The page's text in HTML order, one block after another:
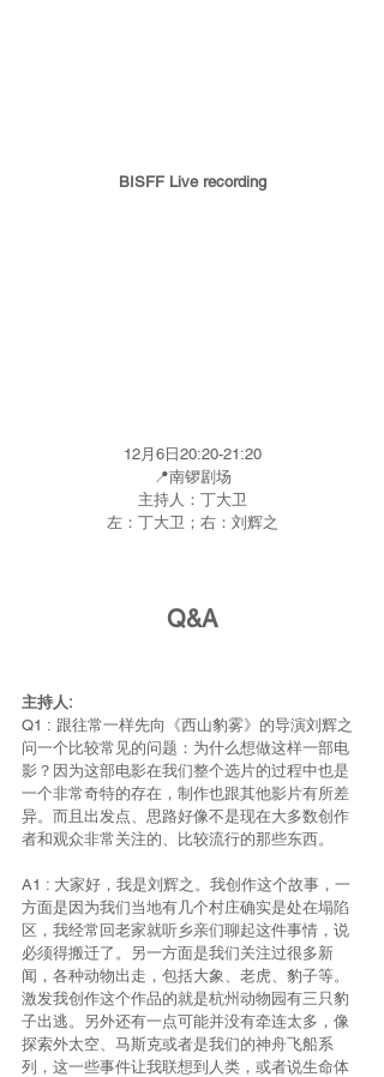
BISFF Live recording
12月6日20:20-21:20
📍南锣剧场
主持人：丁大卫
左：丁大卫；右：刘辉之
Q&A
主持人:
Q1 : 跟往常一样先向《西山豹雾》的导演刘辉之
问一个比较常见的问题：为什么想做这样一部电
影？因为这部电影在我们整个选片的过程中也是
一个非常奇特的存在，制作也跟其他影片有所差
异。而且出发点、思路好像不是现在大多数创作
者和观众非常关注的、比较流行的那些东西。
A1 : 大家好，我是刘辉之。我创作这个故事，一
方面是因为我们当地有几个村庄确实是处在塌陷
区，我经常回老家就听乡亲们聊起这件事情，说
必须得搬迁了。另一方面是我们关注过很多新
闻，各种动物出走，包括大象、老虎、豹子等。
激发我创作这个作品的就是杭州动物园有三只豹
子出逃。另外还有一点可能并没有牵连太多，像
探索外太空、马斯克或者是我们的神舟飞船系
列，这一些事件让我联想到人类，或者说生命体